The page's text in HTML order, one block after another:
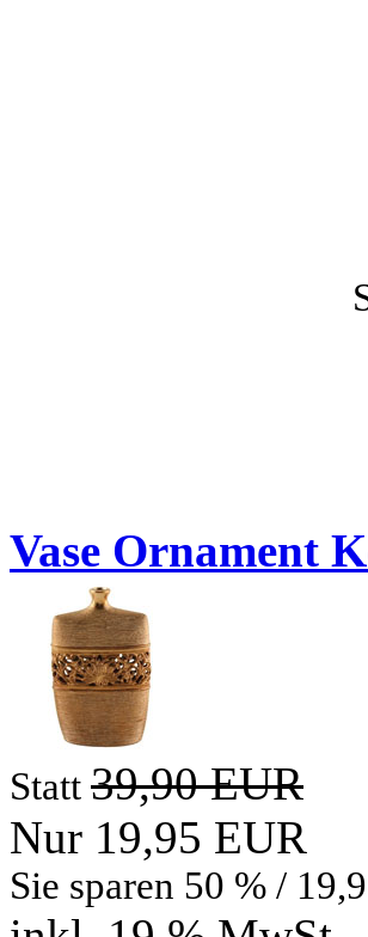
Vase Ornament
Statt 39,90 EUR
Nur 19,95 EUR
Sie sparen 50 % /